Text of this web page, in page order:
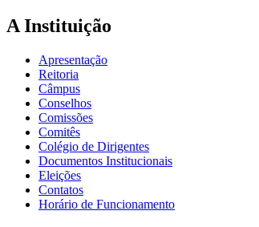
A Instituição
Apresentação
Reitoria
Câmpus
Conselhos
Comissões
Comitês
Colégio de Dirigentes
Documentos Institucionais
Eleições
Contatos
Horário de Funcionamento